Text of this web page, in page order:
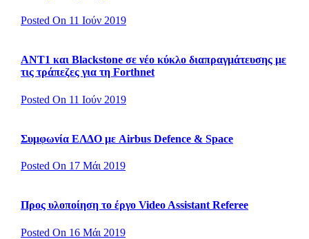
Posted On 11 Ιούν 2019
ΑΝΤ1 και Blackstone σε νέο κύκλο διαπραγμάτευσης με
τις τράπεζες για τη Forthnet
Posted On 11 Ιούν 2019
Συμφωνία ΕΛΔΟ με Airbus Defence & Space
Posted On 17 Μάι 2019
Προς υλοποίηση το έργο Video Assistant Referee
Posted On 16 Μάι 2019